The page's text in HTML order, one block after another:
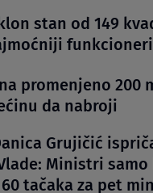
stan od 149
funkcioneri
promenjeno 200
da nabroji
Grujičić
Ministri
tačaka za pet